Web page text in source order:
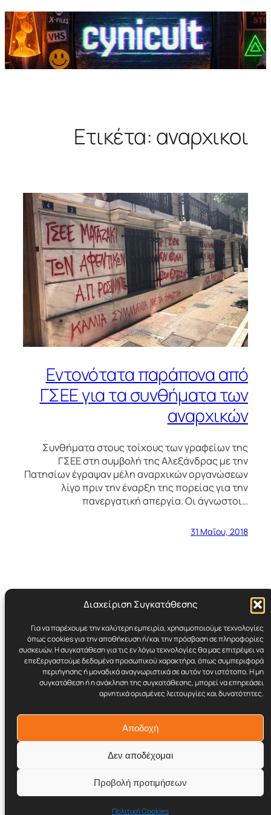
Διαχείριση Συγκατάθεσης
Για να παρέχουμε την καλύτερη εμπειρία, χρησιμοποιούμε τεχνολογίες
όπως cookies για την αποθήκευση ή/και την πρόσβαση σε πληροφορίες
συσκευών. Η συγκατάθεση για τις εν λόγω τεχνολογίες θα μας επιτρέψει να
επεξεργαστούμε δεδομένα προσωπικού χαρακτήρα, όπως συμπεριφορά
περιήγησης ή μοναδικά αναγνωριστικά σε αυτόν τον ιστότοπο. Η μη
συγκατάθεση ή η ανάκληση της συγκατάθεσης, μπορεί να επηρεάσει
αρνητικά ορισμένες λειτουργίες και δυνατότητες.
Αποδοχή
Δεν αποδέχομαι
Προβολή προτιμήσεων
Πολιτική Cookies
Ετικέτα: αναρχικοι
Εντονότατα παράπονα από
ΓΣΕΕ για τα συνθήματα των
αναρχικών
Συνθήματα στους τοίχους των γραφείων της
ΓΣΕΕ στη συμβολή της Αλεξάνδρας με την
Πατησίων έγραψαν μέλη αναρχικών οργανώσεων
λίγο πριν την έναρξη της πορείας για την
πανεργατική απεργία. Οι άγνωστοι…
31 Μαΐου, 2018
Cynicult.gr
Retro | Humor | Underground Stuff
© 2017–2026 Cynicult.gr
Twenty Twenty-Five Σχεδιασμένο με το